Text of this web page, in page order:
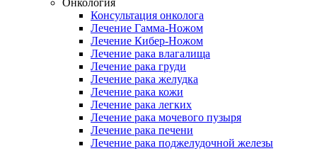
Консультация онколога
Лечение Гамма-Ножом
Лечение Кибер-Ножом
Лечение рака влагалища
Лечение рака груди
Лечение рака желудка
Лечение рака кожи
Лечение рака легких
Лечение рака мочевого пузыря
Лечение рака печени
Лечение рака поджелудочной железы